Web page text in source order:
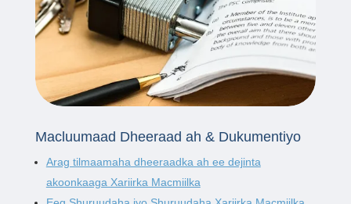
Macluumaad Dheeraad ah & Dukumentiyo
Arag tilmaamaha dheeraadka ah ee dejinta
akoonkaaga Xariirka Macmiilka